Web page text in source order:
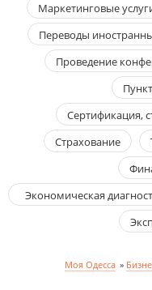
Маркетинговые
Переводы
Проведение
Сертификация,
Страхование
Экономическая
Моя Одесса »